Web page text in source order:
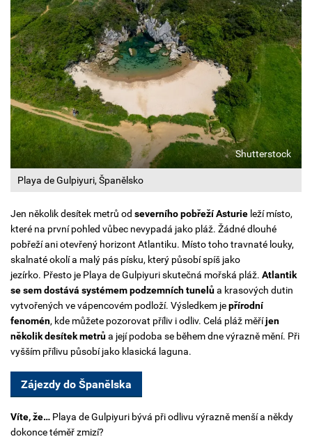
Playa de Gulpiyuri, Španělsko
Shutterstock
Jen několik desítek metrů od severního pobřeží Asturie leží místo,
které na první pohled vůbec nevypadá jako pláž. Žádné dlouhé
pobřeží ani otevřený horizont Atlantiku. Místo toho travnaté louky,
skalnaté okolí a malý pás písku, který působí spíš jako
jezírko. Přesto je Playa de Gulpiyuri skutečná mořská pláž. Atlantik
se sem dostává systémem podzemních tunelůa krasových dutin
vytvořených ve vápencovém podloží. Výsledkem jepřírodní
fenomén, kde můžete pozorovat příliv i odliv. Celá pláž měříjen
několik desítek metrůa její podoba se během dne výrazně mění. Při
vyšším přílivu působí jako klasická laguna.
Zájezdy do Španělska
Víte, že… Playa de Gulpiyuri bývá při odlivu výrazně menší a někdy
dokonce téměř zmizí?